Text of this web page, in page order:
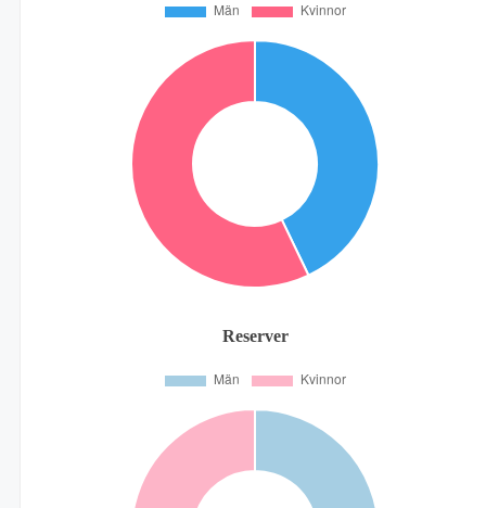
Reserver